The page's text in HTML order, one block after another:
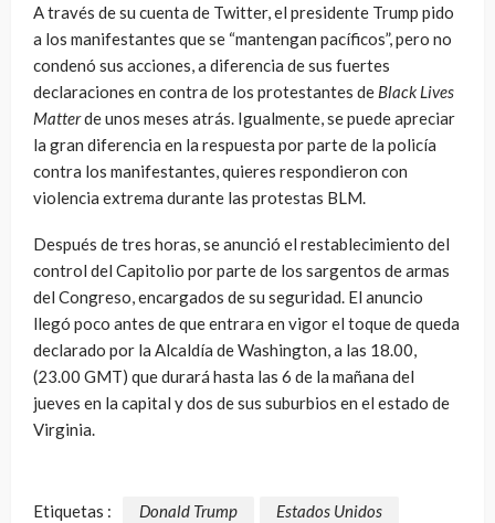
A través de su cuenta de Twitter, el presidente Trump pido
a los manifestantes que se “mantengan pacíficos”, pero no
condenó sus acciones, a diferencia de sus fuertes
declaraciones en contra de los protestantes de Black Lives
Matterde unos meses atrás. Igualmente, se puede apreciar
la gran diferencia en la respuesta por parte de la policía
contra los manifestantes, quieres respondieron con
violencia extrema durante las protestas BLM.
Después de tres horas, se anunció el restablecimiento del
control del Capitolio por parte de los sargentos de armas
del Congreso, encargados de su seguridad. El anuncio
llegó poco antes de que entrara en vigor el toque de queda
declarado por la Alcaldía de Washington, a las 18.00,
(23.00 GMT) que durará hasta las 6 de la mañana del
jueves en la capital y dos de sus suburbios en el estado de
Virginia.
Etiquetas : Donald Trump
Estados Unidos